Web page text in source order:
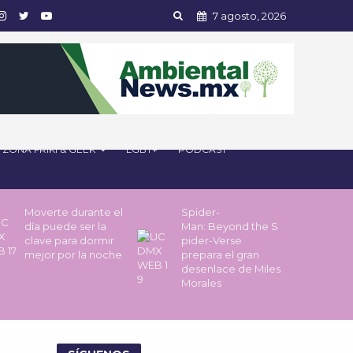
7 agosto, 2026
ZONA FRIKI & GEEK LGBT+ PODCAST
Moverte durante el
día puede ser la
clave para dormir
mejor por la noche
Spider-
Man: Beyond the S
pider-Verse
prepara el gran
desenlace de Miles
Morales